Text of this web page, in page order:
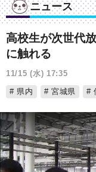
ニュース
高校生が次世代
に触れる
11/15 (水) 17:35
県内
宮城県